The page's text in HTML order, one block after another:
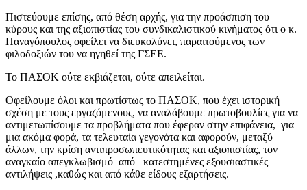
Πιστεύουμε επίσης, από θέση αρχής, για την προάσπιση του
κύρους και της αξιοπιστίας του συνδικαλιστικού κινήματος ότι ο κ.
Παναγόπουλος οφείλει να διευκολύνει, παραιτούμενος των
φιλοδοξιών του να ηγηθεί της ΓΣΕΕ.
Το ΠΑΣΟΚ ούτε εκβιάζεται, ούτε απειλείται.
Οφείλουμε όλοι και πρωτίστως το ΠΑΣΟΚ, που έχει ιστορική
σχέση με τους εργαζόμενους, να αναλάβουμε πρωτοβουλίες για να
αντιμετωπίσουμε τα προβλήματα που έφεραν στην επιφάνεια, για
μια ακόμα φορά, τα τελευταία γεγονότα και αφορούν, μεταξύ
άλλων, την κρίση αντιπροσωπευτικότητας και αξιοπιστίας, τον
αναγκαίο απεγκλωβισμό από κατεστημένες εξουσιαστικές
αντιλήψεις ,καθώς και από κάθε είδους εξαρτήσεις.